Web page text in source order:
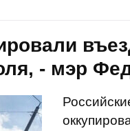
- мэр